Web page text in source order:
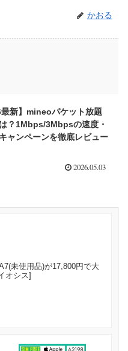
かおる
最新】mineoパケット放題
？1Mbps/3Mbpsの速度・
ャンペーンを徹底レビュー
2026.05.03
未使用品)が17,800円で大
オシス]